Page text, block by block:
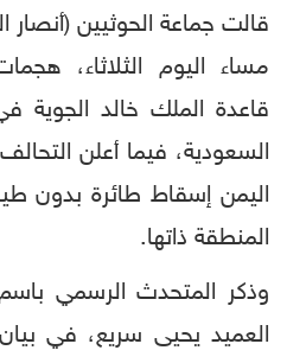
قالت جماعة الحوثيين (أنصار
مساء اليوم الثلاثاء،
قاعدة الملك خالد
السعودية، فيما أعلن
اليمن إسقاط طائرة بدون
المنطقة ذاتها.
وذكر المتحدث الرسمي
العميد يحيى سريع، في